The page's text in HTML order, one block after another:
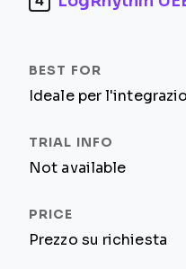
Ideale per
Not available
Prezzo su richiesta